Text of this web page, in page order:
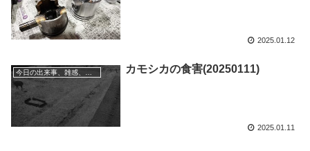
2025.01.12
カモシカの食害(20250111)
2025.01.11